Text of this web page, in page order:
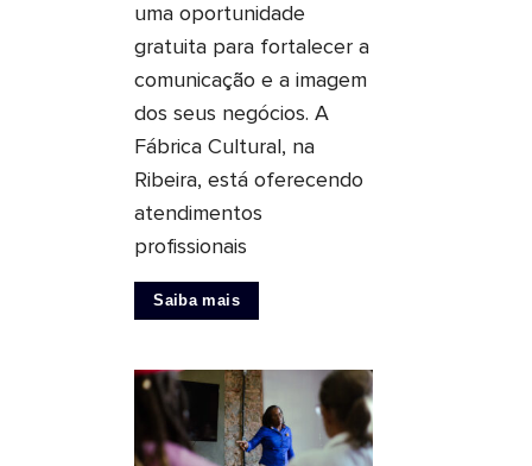
uma oportunidade
gratuita para fortalecer a
comunicação e a imagem
dos seus negócios. A
Fábrica Cultural, na
Ribeira, está oferecendo
atendimentos
profissionais
Saiba mais